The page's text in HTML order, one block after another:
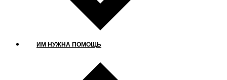
ИМ НУЖНА ПОМОЩЬ